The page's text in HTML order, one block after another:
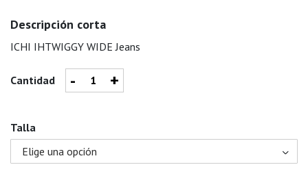
Descripción corta
ICHI IHTWIGGY WIDE Jeans
Cantidad - +
Talla